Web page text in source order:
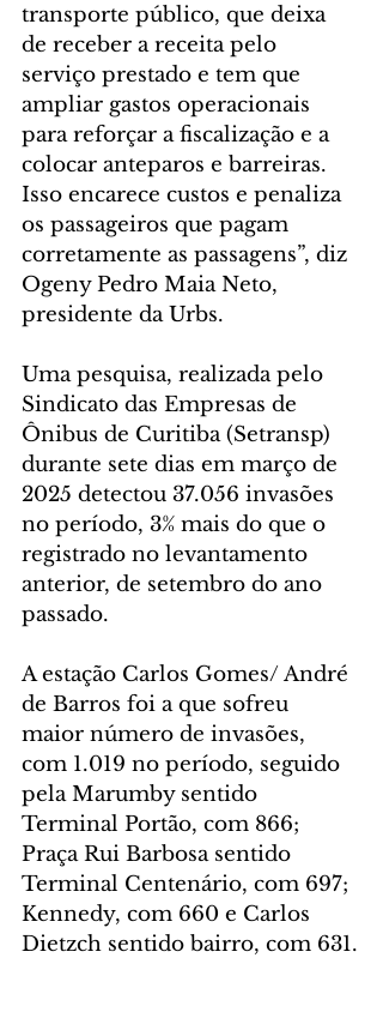
transporte público, que deixa
de receber a receita pelo
serviço prestado e tem que
ampliar gastos operacionais
para reforçar a fiscalização e a
colocar anteparos e barreiras.
Isso encarece custos e penaliza
os passageiros que pagam
corretamente as passagens”, diz
Ogeny Pedro Maia Neto,
presidente da Urbs.
Uma pesquisa, realizada pelo
Sindicato das Empresas de
Ônibus de Curitiba (Setransp)
durante sete dias em março de
2025 detectou 37.056 invasões
no período, 3% mais do que o
registrado no levantamento
anterior, de setembro do ano
passado.
A estação Carlos Gomes/ André
de Barros foi a que sofreu
maior número de invasões,
com 1.019 no período, seguido
pela Marumby sentido
Terminal Portão, com 866;
Praça Rui Barbosa sentido
Terminal Centenário, com 697;
Kennedy, com 660 e Carlos
Dietzch sentido bairro, com 631.